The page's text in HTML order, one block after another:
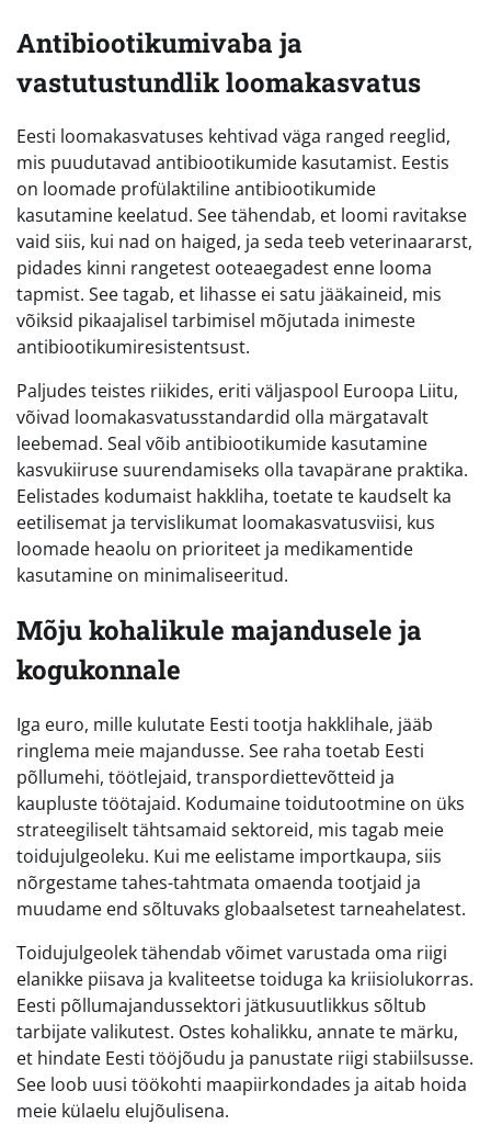
Antibiootikumivaba ja
vastutustundlik loomakasvatus
Eesti loomakasvatuses kehtivad väga ranged reeglid,
mis puudutavad antibiootikumide kasutamist. Eestis
on loomade profülaktiline antibiootikumide
kasutamine keelatud. See tähendab, et loomi ravitakse
vaid siis, kui nad on haiged, ja seda teeb veterinaararst,
pidades kinni rangetest ooteaegadest enne looma
tapmist. See tagab, et lihasse ei satu jääkaineid, mis
võiksid pikaajalisel tarbimisel mõjutada inimeste
antibiootikumiresistentsust.
Paljudes teistes riikides, eriti väljaspool Euroopa Liitu,
võivad loomakasvatusstandardid olla märgatavalt
leebemad. Seal võib antibiootikumide kasutamine
kasvukiiruse suurendamiseks olla tavapärane praktika.
Eelistades kodumaist hakkliha, toetate te kaudselt ka
eetilisemat ja tervislikumat loomakasvatusviisi, kus
loomade heaolu on prioriteet ja medikamentide
kasutamine on minimaliseeritud.
Mõju kohalikule majandusele ja
kogukonnale
Iga euro, mille kulutate Eesti tootja hakklihale, jääb
ringlema meie majandusse. See raha toetab Eesti
põllumehi, töötlejaid, transpordiettevõtteid ja
kaupluste töötajaid. Kodumaine toidutootmine on üks
strateegiliselt tähtsamaid sektoreid, mis tagab meie
toidujulgeoleku. Kui me eelistame importkaupa, siis
nõrgestame tahes-tahtmata omaenda tootjaid ja
muudame end sõltuvaks globaalsetest tarneahelatest.
Toidujulgeolek tähendab võimet varustada oma riigi
elanikke piisava ja kvaliteetse toiduga ka kriisiolukorras.
Eesti põllumajandussektori jätkusuutlikkus sõltub
tarbijate valikutest. Ostes kohalikku, annate te märku,
et hindate Eesti tööjõudu ja panustate riigi stabiilsusse.
See loob uusi töökohti maapiirkondades ja aitab hoida
meie külaelu elujõulisena.